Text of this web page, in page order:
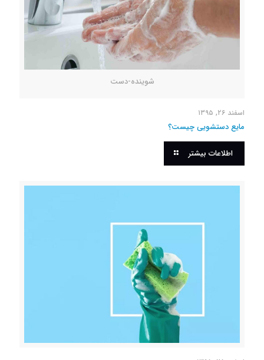
شوینده-دست
اسفند ۲۶, ۱۳۹۵
مایع دستشویی چیست؟
اطلاعات بیشتر